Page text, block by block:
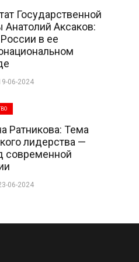
Государственной
Аксаков:
в ее
06-2024
Ратникова: Тема
лидерства —
современной
06-2024